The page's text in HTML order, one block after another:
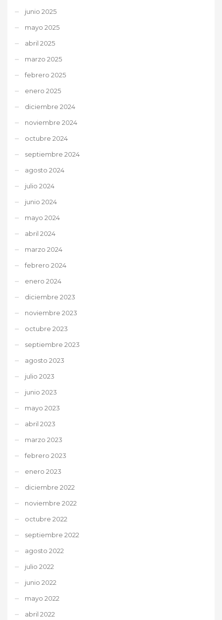
junio 2025
mayo 2025
abril 2025
marzo 2025
febrero 2025
enero 2025
diciembre 2024
noviembre 2024
octubre 2024
septiembre 2024
agosto 2024
julio 2024
junio 2024
mayo 2024
abril 2024
marzo 2024
febrero 2024
enero 2024
diciembre 2023
noviembre 2023
octubre 2023
septiembre 2023
agosto 2023
julio 2023
junio 2023
mayo 2023
abril 2023
marzo 2023
febrero 2023
enero 2023
diciembre 2022
noviembre 2022
octubre 2022
septiembre 2022
agosto 2022
julio 2022
junio 2022
mayo 2022
abril 2022